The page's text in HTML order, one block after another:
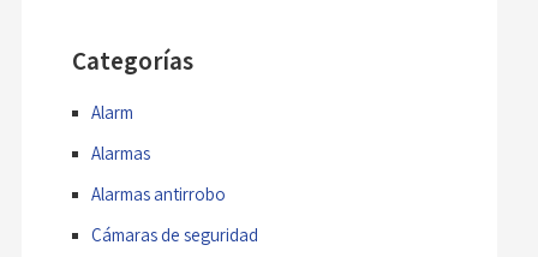
Categorías
Alarm
Alarmas
Alarmas antirrobo
Cámaras de seguridad